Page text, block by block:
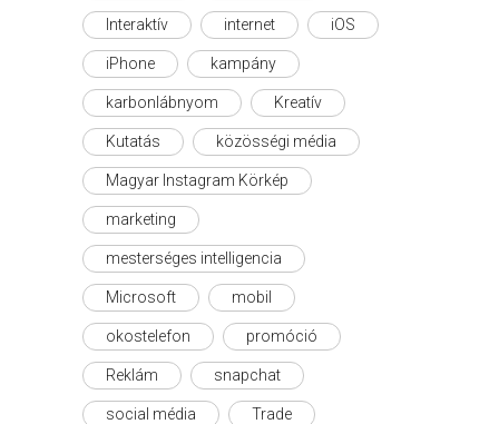
Interaktív internet iOS
iPhone kampány
karbonlábnyom Kreatív
Kutatás közösségi média
Magyar Instagram Körkép
marketing
mesterséges intelligencia
Microsoft mobil
okostelefon promóció
Reklám snapchat
social média Trade